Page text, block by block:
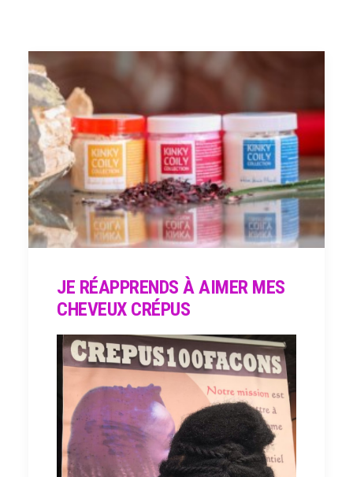
JE RÉAPPRENDS À AIMER MES
CHEVEUX CRÉPUS